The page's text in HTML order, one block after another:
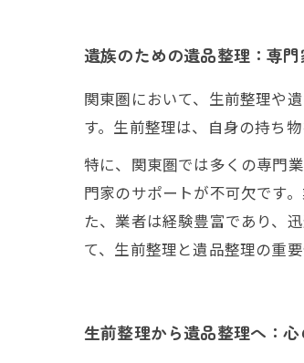
遺族のための遺品整理：専
関東圏において、生前整理や
す。生前整理は、自身の持ち
特に、関東圏では多くの専門
門家のサポートが不可欠です
た、業者は経験豊富であり、
て、生前整理と遺品整理の重
生前整理から遺品整理へ：